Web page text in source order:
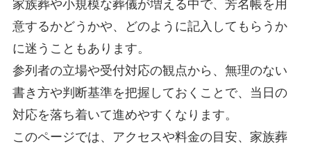
意するかどうかや、どのように記入してもらうか
に迷うこともあります。
参列者の立場や受付対応の観点から、無理のない
書き方や判断基準を把握しておくことで、当日の
対応を落ち着いて進めやすくなります。
このページでは、アクセスや料金の目安、家族葬